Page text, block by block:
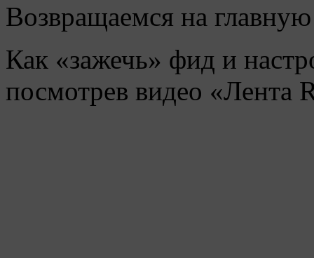
Возвращаемся на
Как «зажечь» фид и
посмотрев видео «Лента